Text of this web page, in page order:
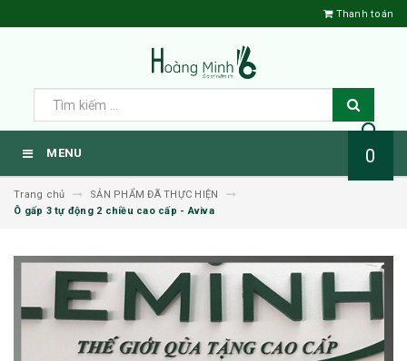
Thanh toán
MENU 0
Trang chủ
SẢN PHẨM ĐÃ THỰC HIỆN
Ô gấp 3 tự động 2 chiều cao cấp - Aviva